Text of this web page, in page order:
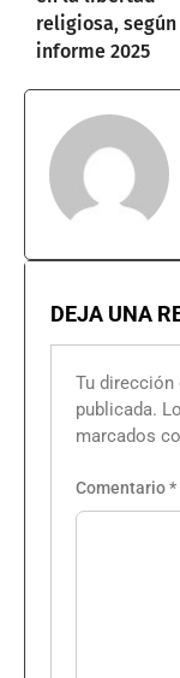
religiosa, según
informe 2025
DEJA UNA
Tu
publicada.
marcados
Comentario*